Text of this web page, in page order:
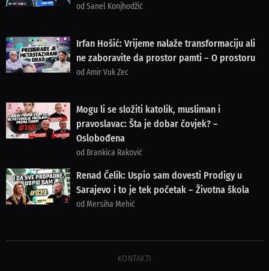
od Sanel Konjhodžić
Irfan Hošić: Vrijeme nalaže transformaciju ali
ne zaboravite da prostor pamti – O prostoru
od Amir Vuk Zec
Mogu li se složiti katolik, musliman i
pravoslavac: Šta je dobar čovjek? –
Oslobođena
od Brankica Raković
Renad Čelik: Uspio sam dovesti Prodigy u
Sarajevo i to je tek početak – Životna škola
od Mersiha Mehić
KONTAKTI